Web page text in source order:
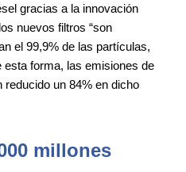
gracias a la innovación
nuevos filtros “son
el 99,9% de las partículas,
esta forma, las emisiones de
un 84% en dicho
millones